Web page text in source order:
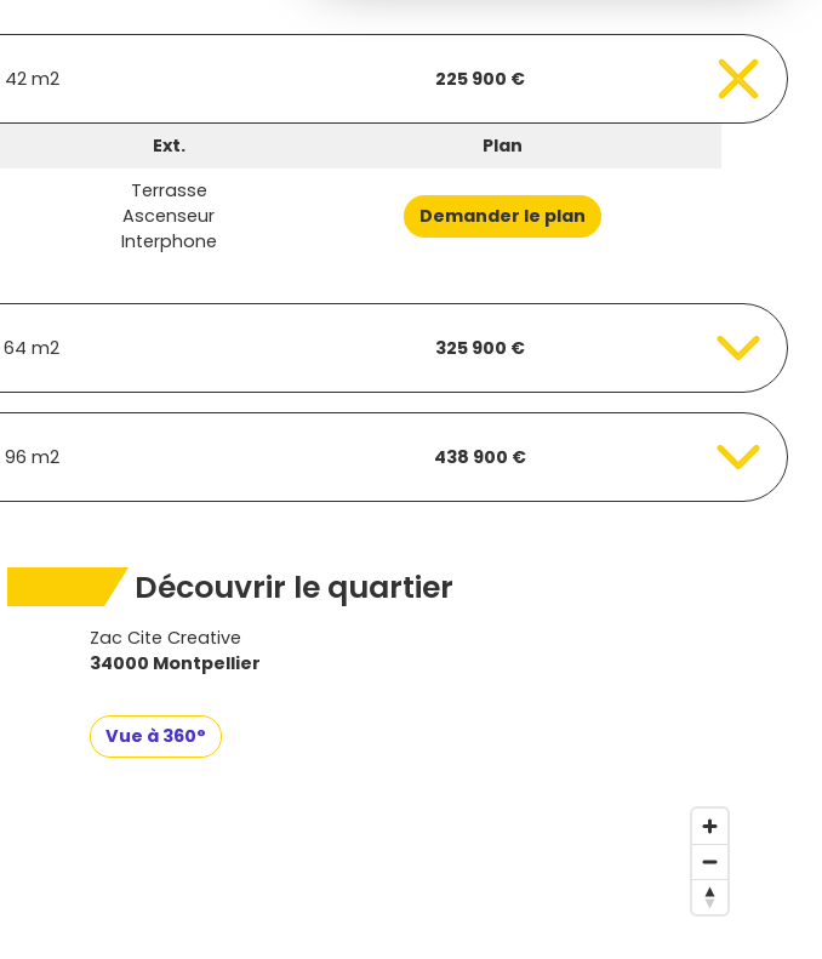
42 m2 225 900 €
Ext. Plan
Terrasse
Ascenseur
Interphone
Demander le plan
64 m2 325 900 €
96 m2 438 900 €
Découvrir le quartier
Zac Cite Creative
34000 Montpellier
Vue à 360°